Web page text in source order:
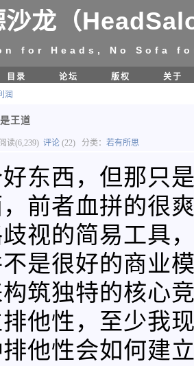
沙龙（
for Heads, No Sofa
目录 论坛 版权
关于
润
王道
阅读(6,239) 评论 (22) 分类： 若有所思
东西，但那只
前者血拼的很
视的简易工具
是很好的商业
筑独特的核心
他性，至少我
他性会如何建